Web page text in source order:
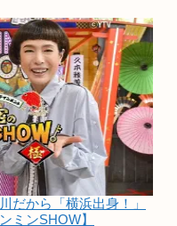
だから「横浜出身！」
ミンSHOW】